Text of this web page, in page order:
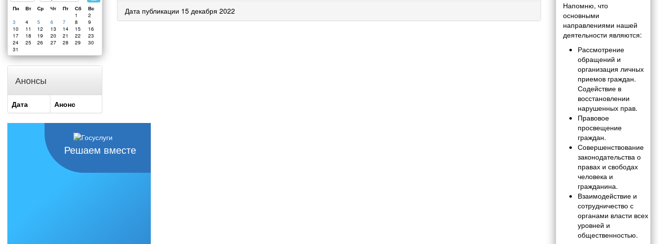
Пн Вт Ср Чт Пт Сб
Вс
1
2
3
4 5 6 7 8
9
10
11 12 13 14 15
16
17
18 19 20 21 22
23
24
25 26 27 28 29
30
31
Анонсы
Дата Анонс
Решаем вместе
Дата публикации 15 декабря 2022
Напомню, что
основными
направлениями нашей
деятельности являются:
Рассмотрение
обращений и
организация личных
приемов граждан.
Содействие в
восстановлении
нарушенных прав.
Правовое
просвещение
граждан.
Совершенствование
законодательства о
правах и свободах
человека и
гражданина.
Взаимодействие и
сотрудничество с
органами власти всех
уровней и
общественностью.